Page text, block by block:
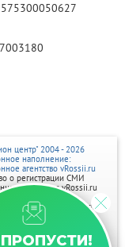
центр" 2004 - 2026
наполнение:
агентство vRossii.ru
о регистрации СМИ
агентства vRossii.ru
04 марта
редактора Нарыков А. Н.
размещаются на